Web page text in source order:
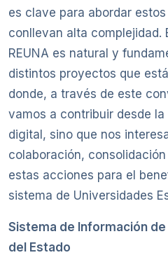
es clave para abordar
conllevan alta complejidad.
REUNA es natural y
distintos proyectos que
donde, a través de este
vamos a contribuir desde
digital, sino que nos
colaboración,
estas acciones para el
sistema de Universidades
Sistema de Información
del Estado